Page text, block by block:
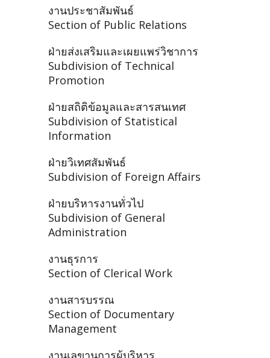
งานประชาสัมพันธ์
Section of Public Relations
ฝ่ายส่งเสริมและเผยแพร่วิชาการ
Subdivision of Technical
Promotion
ฝ่ายสถิติข้อมูลและสารสนเทศ
Subdivision of Statistical
Information
ฝ่ายวิเทศสัมพันธ์
Subdivision of Foreign Affairs
ฝ่ายบริหารงานทั่วไป
Subdivision of General
Administration
งานธุรการ
Section of Clerical Work
งานสารบรรณ
Section of Documentary
Management